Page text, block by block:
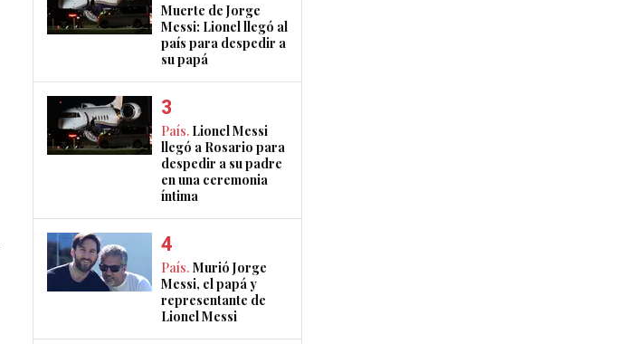
Muerte de Jorge
Messi: Lionel llegó al
país para despedir a
su papá
País. Lionel Messi
llegó a Rosario para
despedir a su padre
en una ceremonia
íntima
País. Murió Jorge
Messi, el papá y
representante de
Lionel Messi